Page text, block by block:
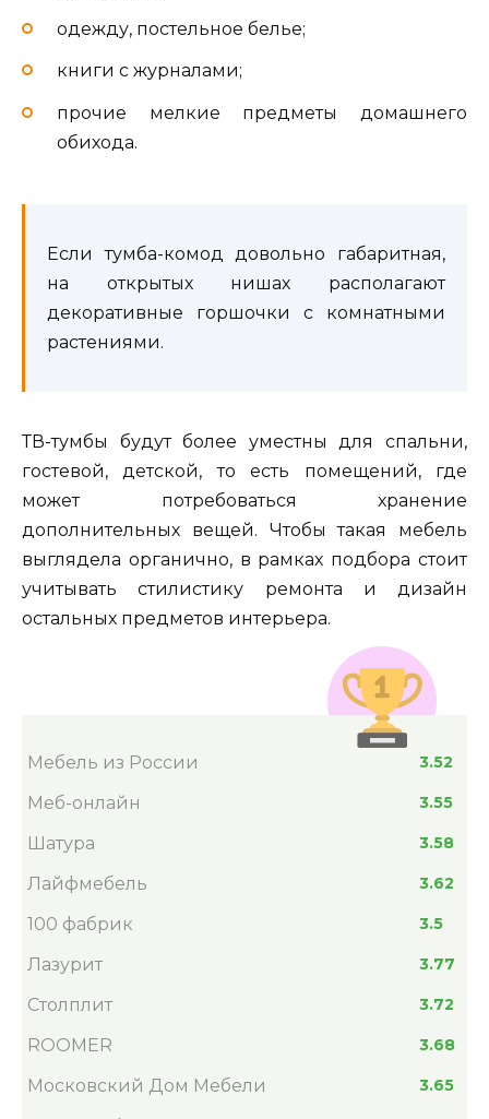
одежду, постельное белье;
книги с журналами;
прочие мелкие предметы домашнего
обихода.
Если тумба-комод довольно габаритная,
на открытых нишах располагают
декоративные горшочки с комнатными
растениями.
ТВ-тумбы будут более уместны для спальни,
гостевой, детской, то есть помещений, где
может потребоваться хранение
дополнительных вещей. Чтобы такая мебель
выглядела органично, в рамках подбора стоит
учитывать стилистику ремонта и дизайн
остальных предметов интерьера.
Мебель из России 3.52
Меб-онлайн 3.55
Шатура 3.58
Лайфмебель 3.62
100 фабрик 3.5
Лазурит 3.77
Столплит 3.72
ROOMER 3.68
Московский Дом Мебели 3.65